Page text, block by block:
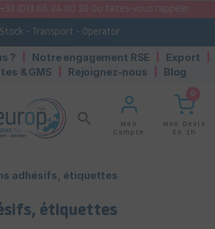
(0)3 66 24 00 30 Ou faites-vous rappeler
Stock - Transport - Operator
? Notre engagement RSE
Export
& GMS
Rejoignez-nous Blog
search
Mon
Compte
0
Mon Devis
En 1h
adhésifs, étiquettes
étiquettes